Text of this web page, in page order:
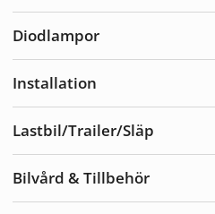
Diodlampor
Installation
Lastbil/Trailer/Släp
Bilvård & Tillbehör